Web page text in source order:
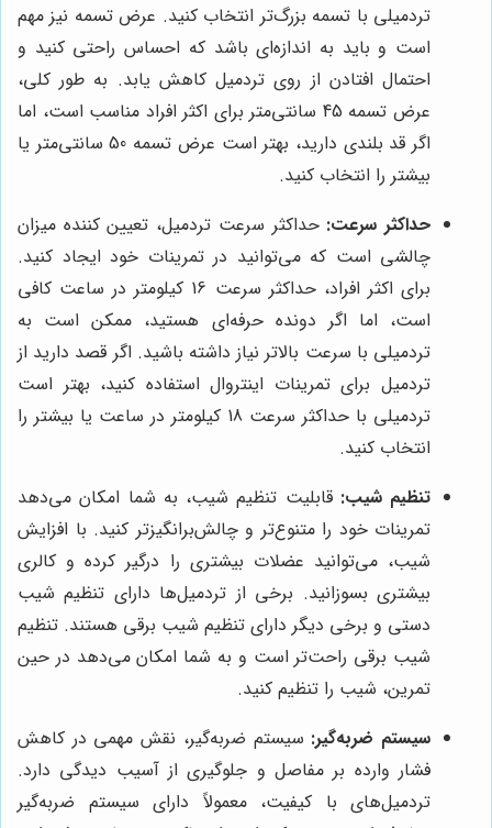
تردمیلی با تسمه بزرگ‌تر انتخاب کنید. عرض تسمه نیز مهم
است و باید به اندازه‌ای باشد که احساس راحتی کنید و
احتمال افتادن از روی تردمیل کاهش یابد. به طور کلی،
عرض تسمه 45 سانتی‌متر برای اکثر افراد مناسب است، اما
اگر قد بلندی دارید، بهتر است عرض تسمه 50 سانتی‌متر یا
بیشتر را انتخاب کنید.
حداکثر سرعت: حداکثر سرعت تردمیل، تعیین کننده میزان
چالشی است که می‌توانید در تمرینات خود ایجاد کنید.
برای اکثر افراد، حداکثر سرعت 16 کیلومتر در ساعت کافی
است، اما اگر دونده حرفه‌ای هستید، ممکن است به
تردمیلی با سرعت بالاتر نیاز داشته باشید. اگر قصد دارید از
تردمیل برای تمرینات اینتروال استفاده کنید، بهتر است
تردمیلی با حداکثر سرعت 18 کیلومتر در ساعت یا بیشتر را
انتخاب کنید.
تنظیم شیب: قابلیت تنظیم شیب، به شما امکان می‌دهد
تمرینات خود را متنوع‌تر و چالش‌برانگیزتر کنید. با افزایش
شیب، می‌توانید عضلات بیشتری را درگیر کرده و کالری
بیشتری بسوزانید. برخی از تردمیل‌ها دارای تنظیم شیب
دستی و برخی دیگر دارای تنظیم شیب برقی هستند. تنظیم
شیب برقی راحت‌تر است و به شما امکان می‌دهد در حین
تمرین، شیب را تنظیم کنید.
سیستم ضربه‌گیر: سیستم ضربه‌گیر، نقش مهمی در کاهش
فشار وارده بر مفاصل و جلوگیری از آسیب دیدگی دارد.
تردمیل‌های با کیفیت، معمولاً دارای سیستم ضربه‌گیر